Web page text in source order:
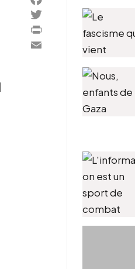
Facebook
Twitter
PrintFriendly
Email